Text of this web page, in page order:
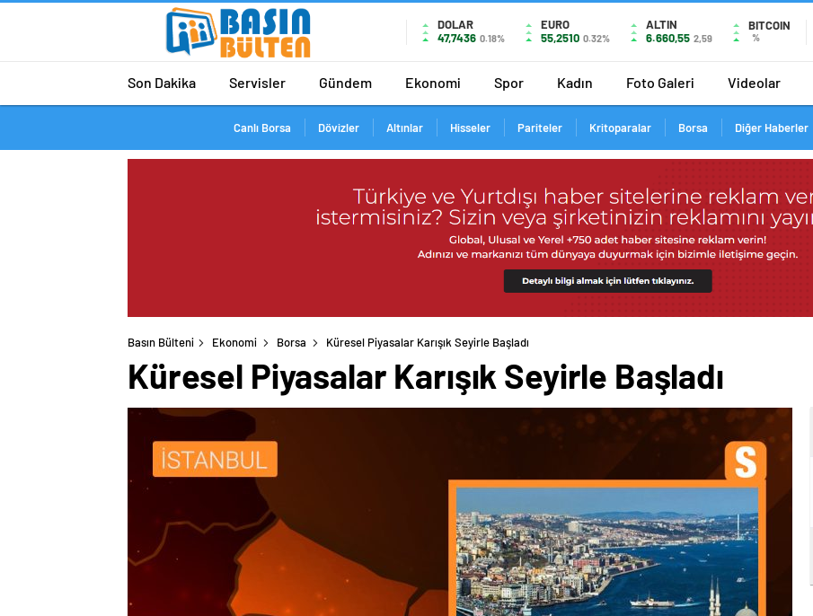
DOLAR
47,7436 0.18%
EURO
55,2510 0.32%
ALTIN
6.660,55 2,59
BITCOIN
%
Son Dakika Servisler Gündem Ekonomi Spor Kadın Foto Galeri Videolar
Canlı Borsa Dövizler Altınlar Hisseler Pariteler Kritoparalar Borsa Diğer Haberler
Basın Bülteni Ekonomi Borsa Küresel Piyasalar Karışık Seyirle Başladı
Küresel Piyasalar Karışık Seyirle Başladı